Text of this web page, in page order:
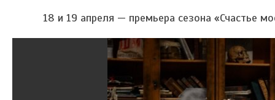
18 и 19 апреля — премьера сезона «Счастье